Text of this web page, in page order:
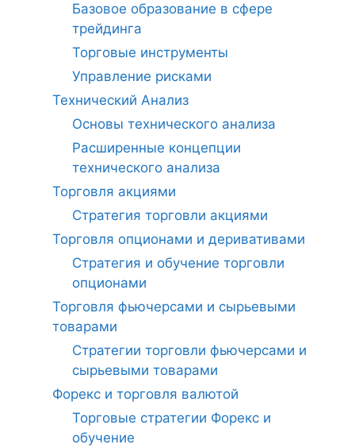
Базовое образование в сфере
трейдинга
Торговые инструменты
Управление рисками
Технический Анализ
Основы технического анализа
Расширенные концепции
технического анализа
Торговля акциями
Стратегия торговли акциями
Торговля опционами и деривативами
Стратегия и обучение торговли
опционами
Торговля фьючерсами и сырьевыми
товарами
Стратегии торговли фьючерсами и
сырьевыми товарами
Форекс и торговля валютой
Торговые стратегии Форекс и
обучение